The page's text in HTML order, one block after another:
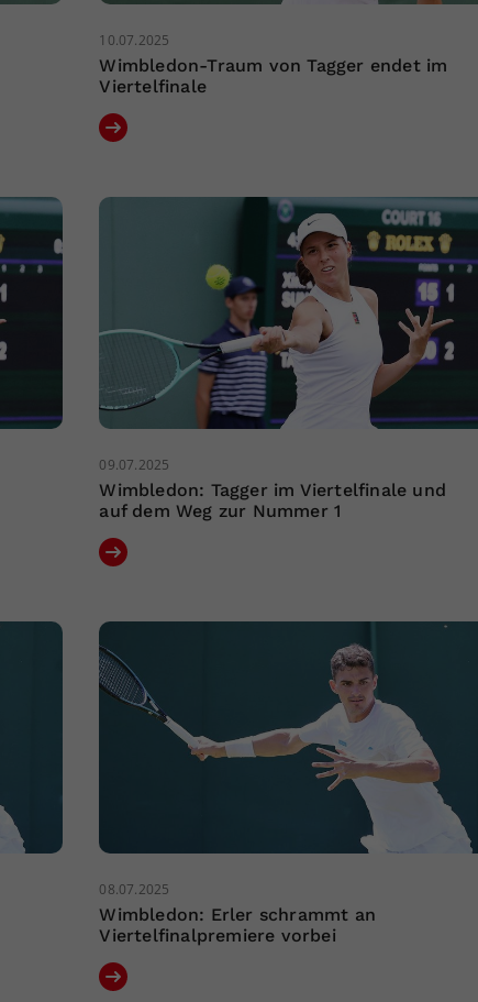
10.07.2025
Wimbledon-Traum von Tagger endet im
Viertelfinale
09.07.2025
Wimbledon: Tagger im Viertelfinale und
auf dem Weg zur Nummer 1
08.07.2025
Wimbledon: Erler schrammt an
Viertelfinalpremiere vorbei